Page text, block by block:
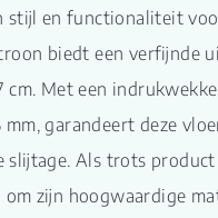
stijl en functionaliteit
biedt een verfijnde
cm. Met een
mm, garandeert deze
slijtage. Als trots
zijn hoogwaardige